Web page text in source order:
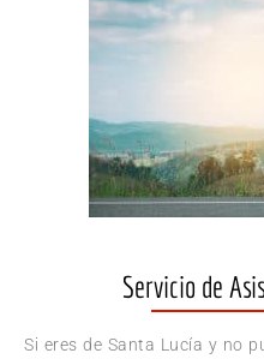
Servicio de
Si eres de Santa Lucía y no